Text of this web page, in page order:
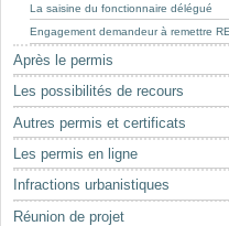
La saisine du fonctionnaire délégué
Engagement demandeur à remettre
Après le permis
Les possibilités de recours
Autres permis et certificats
Les permis en ligne
Infractions urbanistiques
Réunion de projet